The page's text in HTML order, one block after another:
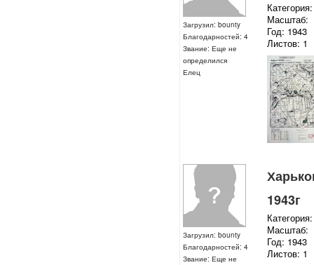
Загрузил: bounty
Благодарностей: 4
Звание: Еще не
определился
Елец
Масштаб:
Год: 1943
Листов: 1
Загрузил: bounty
Благодарностей: 4
Звание: Еще не
1943г
Масштаб:
Год: 1943
Листов: 1